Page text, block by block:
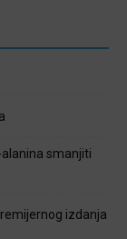
alanina smanjiti
izdanja